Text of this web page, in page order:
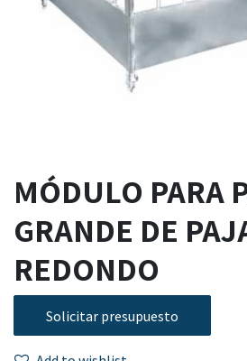
MÓDULO PARA
GRANDE DE
REDONDO
Solicitar presupuesto